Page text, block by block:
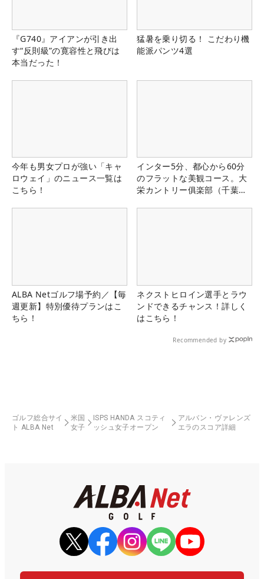
『G740』アイアンが引き出
す“反則級”の寛容性と飛びは
本当だった！
猛暑を乗り切る！ こだわり機
能派パンツ4選
今年も男女プロが強い「キャ
ロウェイ」のニュース一覧は
こちら！
インター5分、都心から60分
のフラットな美観コース。大
栄カントリー俱楽部（千葉
ALBA Netゴルフ場予約／【毎
週更新】特別優待プランはこ
ちら！
ネクストヒロイン選手とラウ
ンドできるチャンス！詳しく
はこちら！
Recommended by
ゴルフ総合サイ
ト ALBA Net
米国
女子
ISPS HANDA スコティ
ッシュ女子オープン
アルバン・ヴァレンズ
エラのスコア詳細